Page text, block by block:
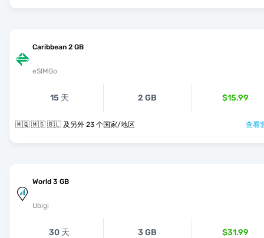
Caribbean 2 GB
eSIMGo
15 天 2 GB $15.99
🇲🇶 🇲🇸 🇧🇱 及另外 23 个国家/地区 查看
World 3 GB
Ubigi
30 天 3 GB $31.99